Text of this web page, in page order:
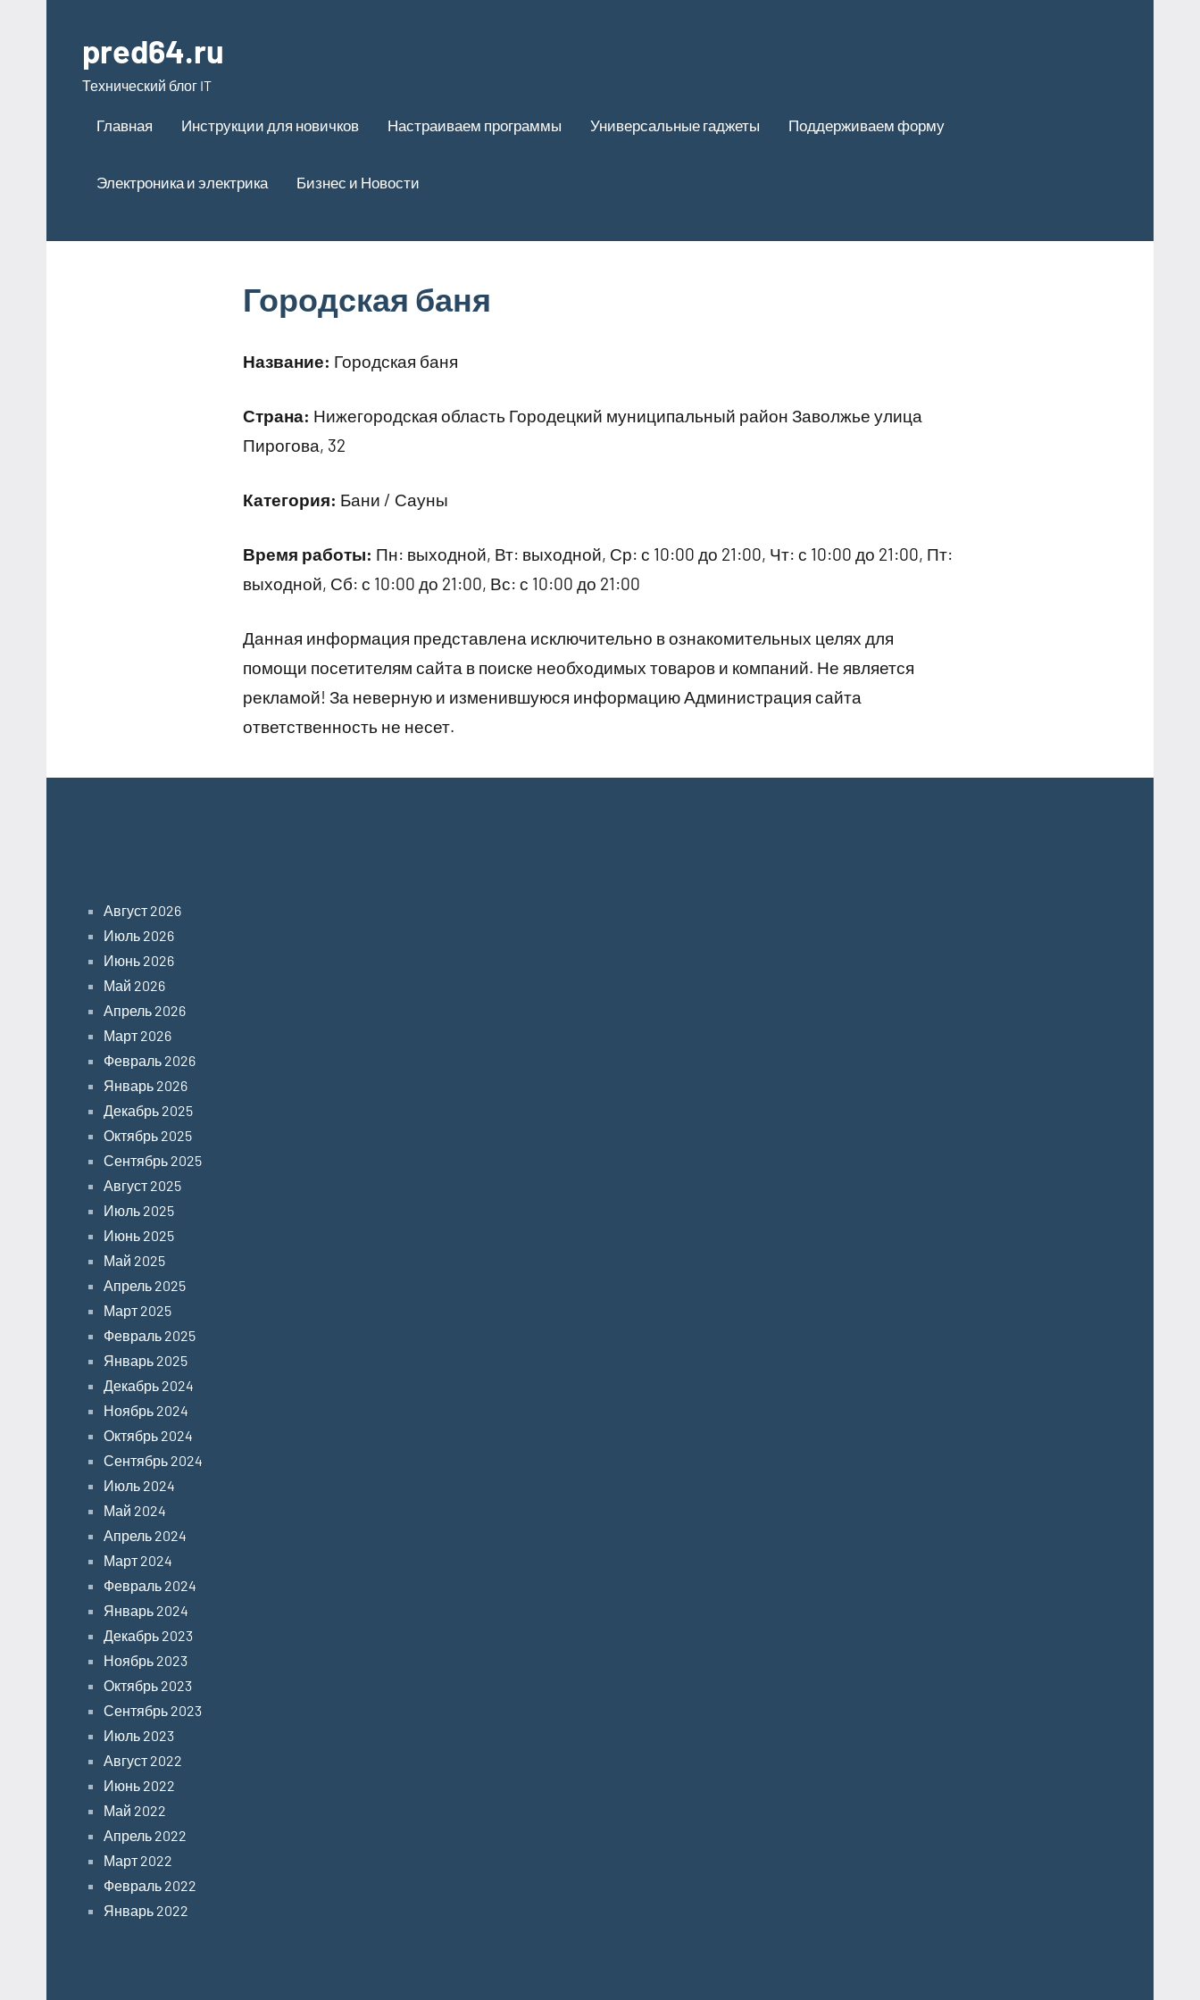
содержимому
pred64.ru
Технический блог IT
Главная Инструкции для новичков Настраиваем программы Универсальные гаджеты Поддерживаем форму
Электроника и электрика Бизнес и Новости
Городская баня
Название: Городская баня
Страна: Нижегородская область Городецкий муниципальный район Заволжье улица
Пирогова, 32
Категория: Бани / Сауны
Время работы: Пн: выходной, Вт: выходной, Ср: с 10:00 до 21:00, Чт: с 10:00 до 21:00, Пт:
выходной, Сб: с 10:00 до 21:00, Вс: с 10:00 до 21:00
Данная информация представлена исключительно в ознакомительных целях для
помощи посетителям сайта в поиске необходимых товаров и компаний. Не является
рекламой! За неверную и изменившуюся информацию Администрация сайта
ответственность не несет.
Август 2026
Июль 2026
Июнь 2026
Май 2026
Апрель 2026
Март 2026
Февраль 2026
Январь 2026
Декабрь 2025
Октябрь 2025
Сентябрь 2025
Август 2025
Июль 2025
Июнь 2025
Май 2025
Апрель 2025
Март 2025
Февраль 2025
Январь 2025
Декабрь 2024
Ноябрь 2024
Октябрь 2024
Сентябрь 2024
Июль 2024
Май 2024
Апрель 2024
Март 2024
Февраль 2024
Январь 2024
Декабрь 2023
Ноябрь 2023
Октябрь 2023
Сентябрь 2023
Июль 2023
Август 2022
Июнь 2022
Май 2022
Апрель 2022
Март 2022
Февраль 2022
Январь 2022